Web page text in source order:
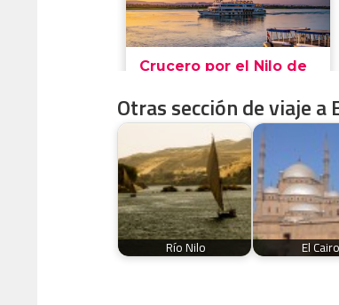
Otras sección de viaje a
Río Nilo El Cairo